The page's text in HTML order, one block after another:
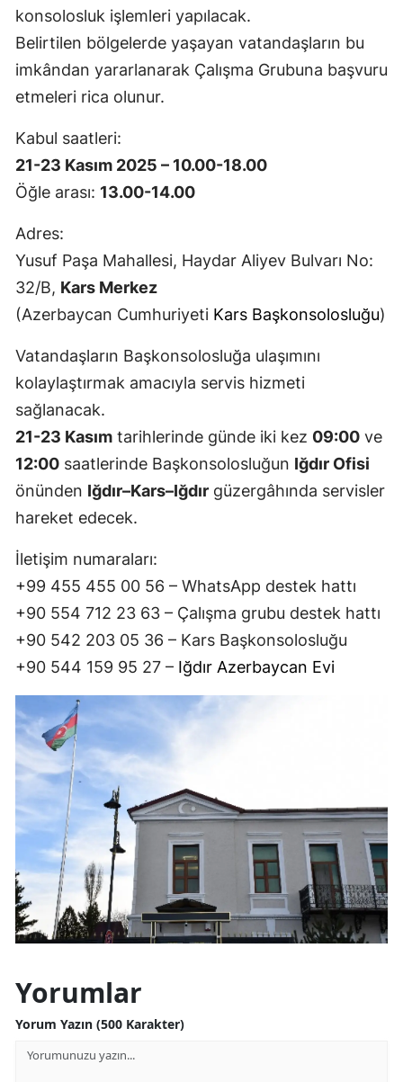
Muğla
Sakarya
Samsun
Sinop
Tekirdağ
Tokat
Uşak
Van
Bayburt
Karaman
Kırıkkale
Batman
konsolosluk işlemleri yapılacak.
Belirtilen bölgelerde yaşayan vatandaşların bu
imkândan yararlanarak Çalışma Grubuna başvuru
etmeleri rica olunur.
Kabul saatleri:
21-23 Kasım 2025 – 10.00-18.00
Öğle arası: 13.00-14.00
Adres:
Yusuf Paşa Mahallesi, Haydar Aliyev Bulvarı No:
32/B, Kars Merkez
(Azerbaycan Cumhuriyeti Kars Başkonsolosluğu)
Vatandaşların Başkonsolosluğa ulaşımını
kolaylaştırmak amacıyla servis hizmeti
sağlanacak.
21-23 Kasım tarihlerinde günde iki kez 09:00 ve
12:00 saatlerinde Başkonsolosluğun Iğdır Ofisi
önünden Iğdır–Kars–Iğdır güzergâhında servisler
hareket edecek.
İletişim numaraları:
+99 455 455 00 56 – WhatsApp destek hattı
+90 554 712 23 63 – Çalışma grubu destek hattı
+90 542 203 05 36 – Kars Başkonsolosluğu
+90 544 159 95 27 – Iğdır Azerbaycan Evi
Yorumlar
Yorum Yazın (500 Karakter)